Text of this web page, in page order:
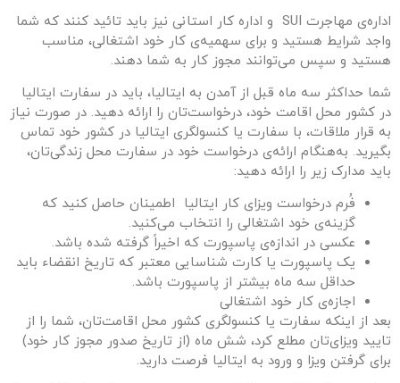
اداره‌ی مهاجرت SUI و اداره کار استانی نیز باید تائید کنند که شما
واجد شرایط هستید و برای سهمیه‌ی کار خود اشتغالی، مناسب
هستید و سپس می‌توانند مجوز کار به شما دهند.
شما حداکثر سه ماه قبل از آمدن به ایتالیا، باید در سفارت ایتالیا
در کشور محل اقامت خود، درخواست‌تان را ارائه دهید. در صورت نیاز
به قرار ملاقات، با سفارت یا کنسولگری ایتالیا در کشور خود تماس
بگیرید. به‌هنگام ارائه‌ی درخواست خود در سفارت محل زندگی‌تان،
باید مدارک زیر را ارائه دهید:
فُرم درخواست ویزای کار ایتالیا اطمینان حاصل کنید که
گزینه‌ی خود اشتغالی را انتخاب می‌کنید.
عکسی در اندازه‌ی پاسپورت که اخیراً گرفته شده باشد.
یک پاسپورت یا کارت شناسایی معتبر که تاریخ انقضاء باید
حداقل سه ماه بیشتر از پاسپورت باشد.
اجازه‌ی کار خود اشتغالی
بعد از اینکه سفارت یا کنسولگری کشور محل اقامت‌تان، شما را از
تایید ویزای‌تان مطلع کرد، شش ماه (از تاریخ صدور مجوز کار خود)
برای گرفتن ویزا و ورود به ایتالیا فرصت دارید.